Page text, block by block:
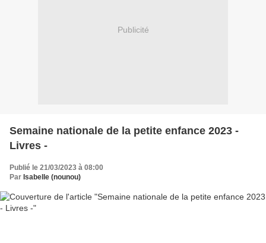
Publicité
Semaine nationale de la petite enfance 2023 -
Livres -
Publié le 21/03/2023 à 08:00
Par Isabelle (nounou)